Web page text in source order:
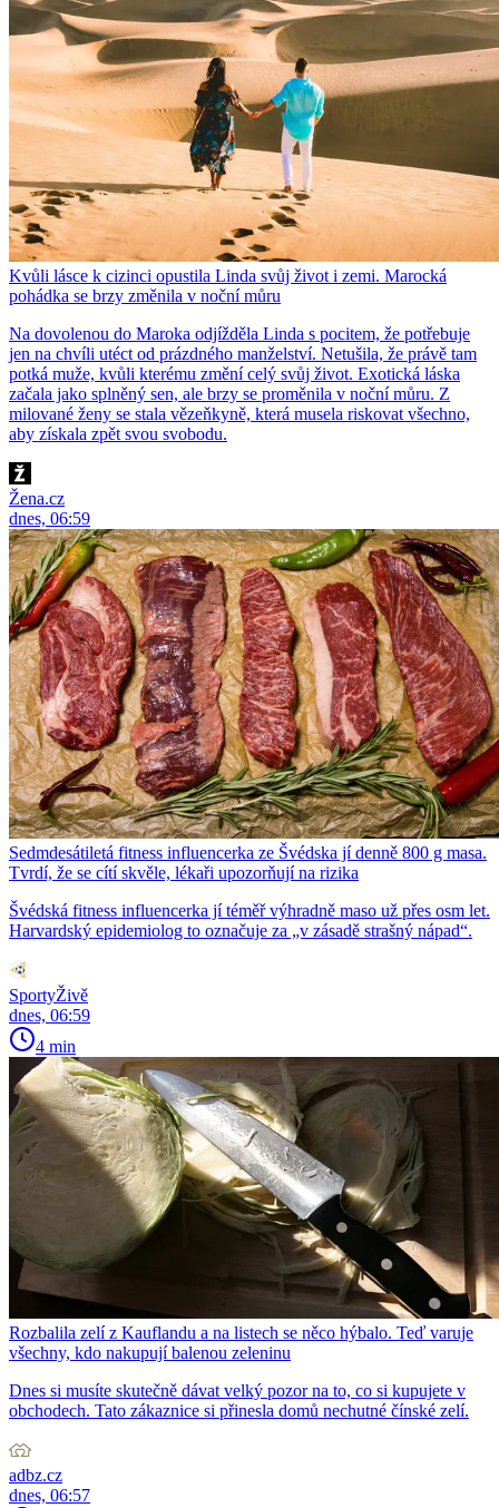
Kvůli lásce k cizinci opustila Linda svůj život i zemi. Marocká
pohádka se brzy změnila v noční můru
Na dovolenou do Maroka odjížděla Linda s pocitem, že potřebuje
jen na chvíli utéct od prázdného manželství. Netušila, že právě tam
potká muže, kvůli kterému změní celý svůj život. Exotická láska
začala jako splněný sen, ale brzy se proměnila v noční můru. Z
milované ženy se stala vězeňkyně, která musela riskovat všechno,
aby získala zpět svou svobodu.
Žena.cz
dnes, 06:59
Sedmdesátiletá fitness influencerka ze Švédska jí denně 800 g masa.
Tvrdí, že se cítí skvěle, lékaři upozorňují na rizika
Švédská fitness influencerka jí téměř výhradně maso už přes osm let.
Harvardský epidemiolog to označuje za „v zásadě strašný nápad“.
SportyŽivě
dnes, 06:59
4 min
Rozbalila zelí z Kauflandu a na listech se něco hýbalo. Teď varuje
všechny, kdo nakupují balenou zeleninu
Dnes si musíte skutečně dávat velký pozor na to, co si kupujete v
obchodech. Tato zákaznice si přinesla domů nechutné čínské zelí.
adbz.cz
dnes, 06:57